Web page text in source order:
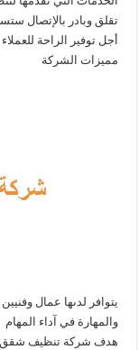
تقلق وبادر بالإتصال
أجل توفير الراحة للعملاء
مميزات الشركة
يتوافر لدىها عمال
والمهارة في آداء المهام
هدف شركة تنظيف شقق